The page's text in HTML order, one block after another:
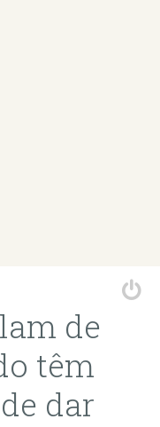
de
têm
dar